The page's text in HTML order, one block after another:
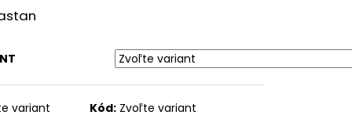
variant Kód: Zvoľte variant
Nasledujúce